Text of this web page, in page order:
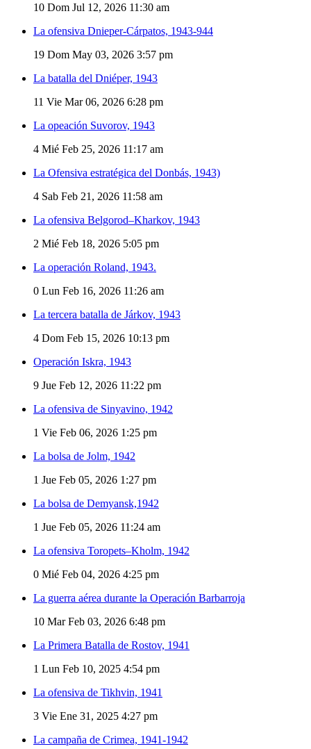
10 Dom Jul 12, 2026 11:30 am
La ofensiva Dnieper-Cárpatos, 1943-944
19 Dom May 03, 2026 3:57 pm
La batalla del Dniéper, 1943
11 Vie Mar 06, 2026 6:28 pm
La opeación Suvorov, 1943
4 Mié Feb 25, 2026 11:17 am
La Ofensiva estratégica del Donbás, 1943)
4 Sab Feb 21, 2026 11:58 am
La ofensiva Belgorod–Kharkov, 1943
2 Mié Feb 18, 2026 5:05 pm
La operación Roland, 1943.
0 Lun Feb 16, 2026 11:26 am
La tercera batalla de Járkov, 1943
4 Dom Feb 15, 2026 10:13 pm
Operación Iskra, 1943
9 Jue Feb 12, 2026 11:22 pm
La ofensiva de Sinyavino, 1942
1 Vie Feb 06, 2026 1:25 pm
La bolsa de Jolm, 1942
1 Jue Feb 05, 2026 1:27 pm
La bolsa de Demyansk,1942
1 Jue Feb 05, 2026 11:24 am
La ofensiva Toropets–Kholm, 1942
0 Mié Feb 04, 2026 4:25 pm
La guerra aérea durante la Operación Barbarroja
10 Mar Feb 03, 2026 6:48 pm
La Primera Batalla de Rostov, 1941
1 Lun Feb 10, 2025 4:54 pm
La ofensiva de Tikhvin, 1941
3 Vie Ene 31, 2025 4:27 pm
La campaña de Crimea, 1941-1942